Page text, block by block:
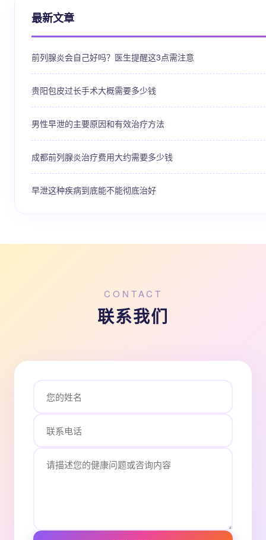
最新文章
前列腺炎会自己好吗？医生提醒这3点需注意
贵阳包皮过长手术大概需要多少钱
男性早泄的主要原因和有效治疗方法
成都前列腺炎治疗费用大约需要多少钱
早泄这种疾病到底能不能彻底治好
CONTACT
联系我们